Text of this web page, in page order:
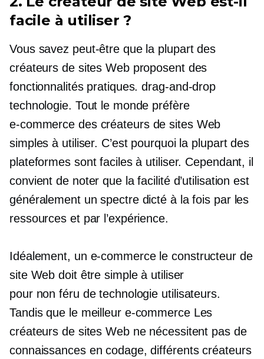
facile à utiliser ?
Vous savez peut-être que la plupart des
créateurs de sites Web proposent des
fonctionnalités pratiques.drag-and-drop
technologie. Tout le monde préfère
e-commerce des créateurs de sites Web
simples à utiliser. C’est pourquoi la plupart des
plateformes sont faciles à utiliser. Cependant, il
convient de noter que la facilité d’utilisation est
généralement un spectre dicté à la fois par les
ressources et par l’expérience.
Idéalement, un e-commercele constructeur de
site Web doit être simple à utiliser
pour non féru de technologie utilisateurs.
Tandis que le meilleur e-commerceLes
créateurs de sites Web ne nécessitent pas de
connaissances en codage, différents créateurs